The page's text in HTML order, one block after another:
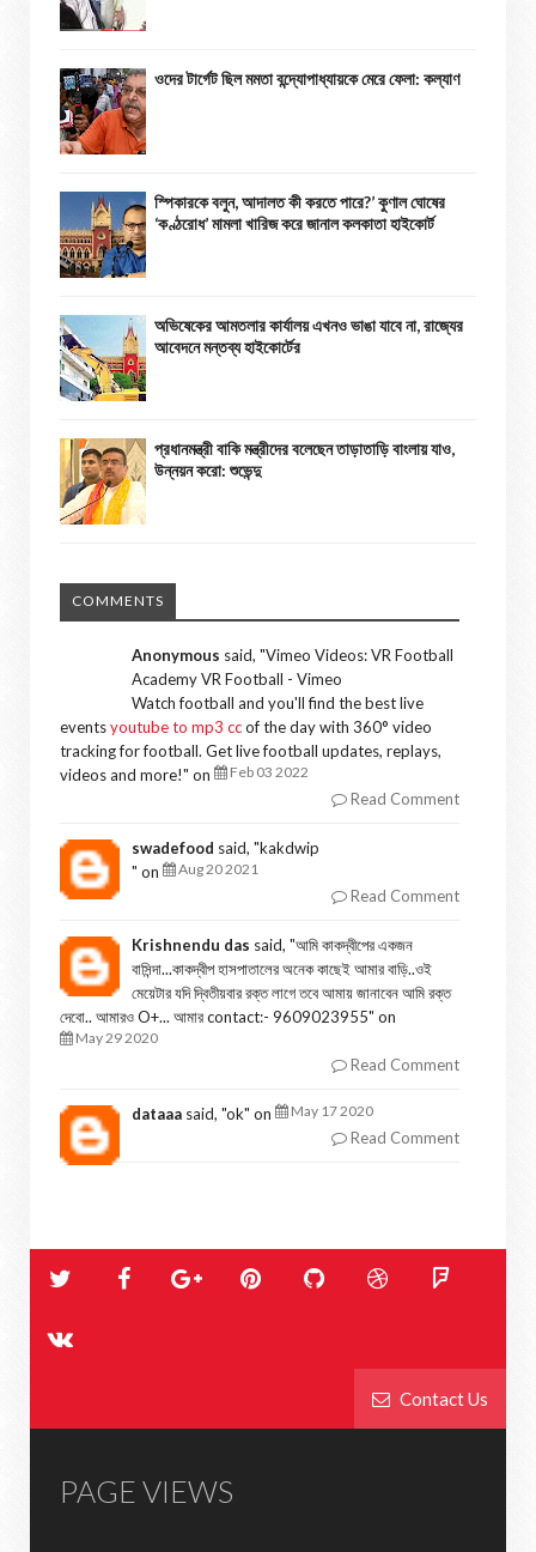
ওদের টার্গেট ছিল মমতা বন্দ্যোপাধ্যায়কে মেরে ফেলা: কল্যাণ
স্পিকারকে বলুন, আদালত কী করতে পারে?’ কুণাল ঘোষের
‘কণ্ঠরোধ’ মামলা খারিজ করে জানাল কলকাতা হাইকোর্ট
অভিষেকের আমতলার কার্যালয় এখনও ভাঙা যাবে না, রাজ্যের
আবেদনে মন্তব্য হাইকোর্টের
প্রধানমন্ত্রী বাকি মন্ত্রীদের বলেছেন তাড়াতাড়ি বাংলায় যাও,
উন্নয়ন করো: শুভেন্দু
COMMENTS
Anonymous said, "Vimeo Videos: VR Football
Academy VR Football - Vimeo
Watch football and you'll find the best live
eventsyoutube to mp3 ccof the day with 360° video
tracking for football. Get live football updates, replays,
videos and more!" on Feb 03 2022
Read Comment
swadefood said, "kakdwip
" on
Aug 20 2021
Read Comment
Krishnendu das said, "আমি কাকদ্বীপের একজন
বাসিন্দা...কাকদ্বীপ হাসপাতালের অনেক কাছেই আমার বাড়ি..ওই
মেয়েটার যদি দ্বিতীয়বার রক্ত লাগে তবে আমায় জানাবেন আমি রক্ত
দেবো.. আমারও O+... আমার contact:- 9609023955" on
May 29 2020
Read Comment
dataaa said, "ok" on May 17 2020
Read Comment
Contact Us
PAGE VIEWS